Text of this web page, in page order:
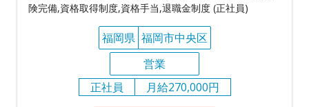
険完備,資格取得制度,資格手当,退職金制度 (正社員)
福岡県 福岡市中央区
営業
正社員
月給270,000円